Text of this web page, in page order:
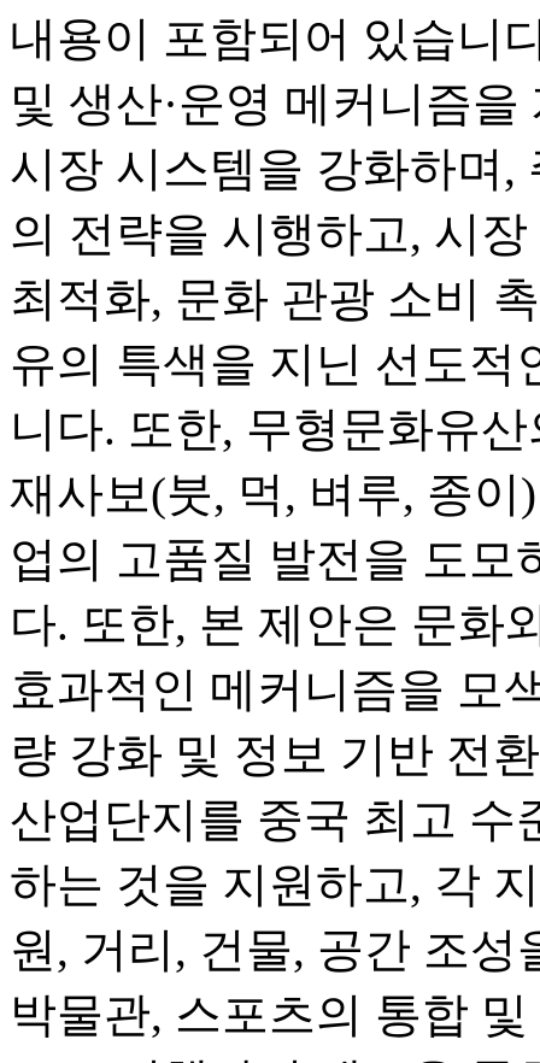
내용이 포함되어 있습니
및 생산·운영 메커니즘
시장 시스템을 강화하며,
의 전략을 시행하고, 시
최적화, 문화 관광 소비
유의 특색을 지닌 선도적
니다. 또한, 무형문화유
재사보(붓, 먹, 벼루, 종
업의 고품질 발전을 도모
다. 또한, 본 제안은 문화
효과적인 메커니즘을 모
량 강화 및 정보 기반 전
산업단지를 중국 최고 수
하는 것을 지원하고, 각
원, 거리, 건물, 공간 조
박물관, 스포츠의 통합